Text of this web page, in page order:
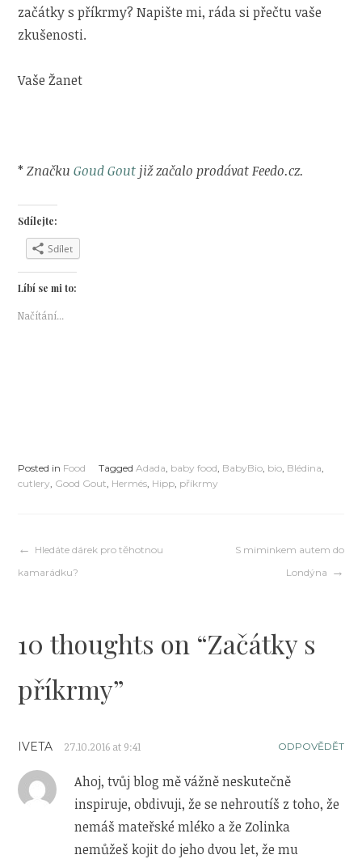
začátky s příkrmy? Napište mi, ráda si přečtu vaše
zkušenosti.
Vaše Žanet
*ZnačkuGoud Gout již začalo prodávat Feedo.cz.
Sdílejte:
Sdílet
Líbí se mi to:
Načítání...
Posted in Food Tagged Adada baby food BabyBio bio Blédina
cutlery Good Gout Hermés Hipp příkrmy
Navigace
příspěvek
Hledáte dárek pro těhotnou
kamarádku?
S miminkem autem do
Londýna
10 thoughts on “Začátky s
příkrmy”
IVETA 27.10.2016 at 9:41 ODPOVĚDĚT
Ahoj, tvůj blog mě vážně neskutečně
inspiruje, obdivuji, že se nehroutíš z toho, že
nemáš mateřské mléko a že Zolinka
nemůžeš kojit do jeho dvou let, že mu